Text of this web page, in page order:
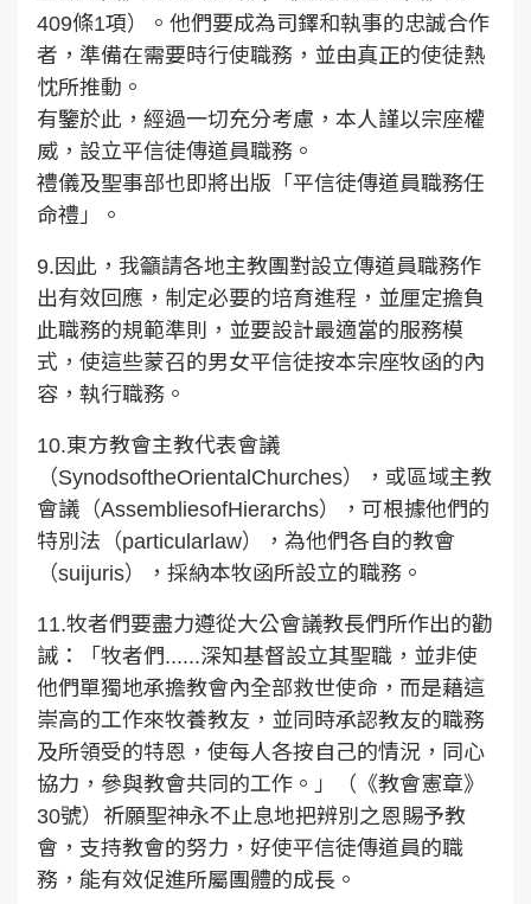
409條1項）。他們要成為司鐸和執事的忠誠合作
者，準備在需要時行使職務，並由真正的使徒熱
忱所推動。
有鑒於此，經過一切充分考慮，本人謹以宗座權
威，設立平信徒傳道員職務。
禮儀及聖事部也即將出版「平信徒傳道員職務任
命禮」。
9.因此，我籲請各地主教團對設立傳道員職務作
出有效回應，制定必要的培育進程，並厘定擔負
此職務的規範準則，並要設計最適當的服務模
式，使這些蒙召的男女平信徒按本宗座牧函的內
容，執行職務。
10.東方教會主教代表會議
（SynodsoftheOrientalChurches），或區域主教
會議（AssembliesofHierarchs），可根據他們的
特別法（particularlaw），為他們各自的教會
（suijuris），採納本牧函所設立的職務。
11.牧者們要盡力遵從大公會議教長們所作出的勸
誡：「牧者們......深知基督設立其聖職，並非使
他們單獨地承擔教會內全部救世使命，而是藉這
崇高的工作來牧養教友，並同時承認教友的職務
及所領受的特恩，使每人各按自己的情況，同心
協力，參與教會共同的工作。」（《教會憲章》
30號）祈願聖神永不止息地把辨別之恩賜予教
會，支持教會的努力，好使平信徒傳道員的職
務，能有效促進所屬團體的成長。